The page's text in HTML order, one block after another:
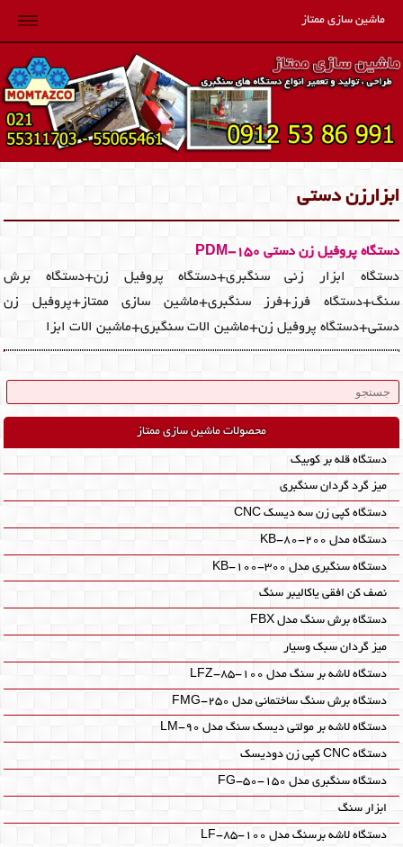
ماشین سازی ممتاز
ابزارزن دستی
دستگاه پروفیل زن دستی PDM-150‎
دستگاه ابزار زنی سنگبری+دستگاه پروفیل زن+دستگاه برش
سنگ+دستگاه فرز+فرز سنگبری+ماشین سازی ممتاز+پروفیل زن
دستی+دستگاه پروفیل زن+ماشین الات سنگبری+ماشین الات ابزا
محصولات ماشین سازی ممتاز
دستگاه قله بر کوبیک
میز گرد گردان سنگبری
دستگاه کپی زن سه دیسک CNC
دستگاه مدل KB-80-200
دستگاه سنگبری مدل KB-100-300
نصف کن افقی یاکالیبر سنگ
دستگاه برش سنگ مدل FBX
میز گردان سبک وسیار
دستگاه لاشه بر سنگ مدل LFZ-85-100
دستگاه برش سنگ ساختمانی مدل FMG-250
دستگاه لاشه بر مولتی دیسک سنگ مدل LM-90
دستگاه CNC کپی زن دودیسک
دستگاه سنگبری مدل FG-50-150
ابزار سنگ
دستگاه لاشه برسنگ مدل LF-85-100